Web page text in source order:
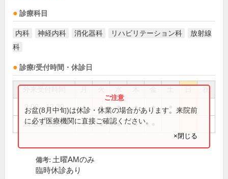
診療科目
内科 神経内科 消化器科 リハビリテーション科
放射線
科
診療/受付時間・休診日
祝
9:00～12:30 ● ● ● ● ●
14:00～18:00 ● ● ● ●
お盆(8月中旬)は休診・休業の場合があります。来院前
に必ず医療機関に直接ご確認ください。
×閉じる
備考: 土曜AMのみ
臨時休診あり